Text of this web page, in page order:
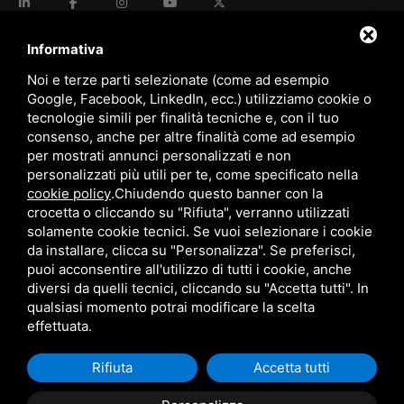
language ITALIANO
download Catalogo Stima
download Politica qualità e sicurezza
Questo sito è protetto da Google reCAPTCHA v3,Privacy Policy
Terms of Service
Informativa
Noi e terze parti selezionate (come ad esempio
Google, Facebook, LinkedIn, ecc.) utilizziamo cookie o
tecnologie simili per finalità tecniche e, con il tuo
consenso, anche per altre finalità come ad esempio
per mostrati annunci personalizzati e non
personalizzati più utili per te, come specificato nella
cookie policy.Chiudendo questo banner con la
crocetta o cliccando su "Rifiuta", verranno utilizzati
solamente cookie tecnici. Se vuoi selezionare i cookie
da installare, clicca su "Personalizza". Se preferisci,
puoi acconsentire all'utilizzo di tutti i cookie, anche
diversi da quelli tecnici, cliccando su "Accetta tutti". In
qualsiasi momento potrai modificare la scelta
effettuata.
Rifiuta Accetta tutti